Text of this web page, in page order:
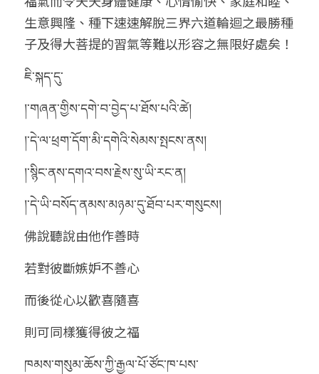
生意興隆、種下速速解脫三界六道輪迴之最勝種
子及得大菩提的習氣等難以形容之無限好處矣！
ཇི་སྐད་དུ་
།་གཞན་གྱིས་དགེ་བ་བྱེད་པ་ཐོས་པའི་ཚེ།
།་དེ་ལ་ཕྲག་དོག་མི་དགེའི་སེམས་སྤངས་ནས།
།་སྙིང་ནས་དགའ་བས་རྗེས་སུ་ཡི་རང་ན།
།་དེ་ཡི་བསོད་ནམས་མཉམ་དུ་ཐོབ་པར་གསུངས།
佛說聽說由他作善時
若對彼斷嫉妒不善心
而後從心以歡喜隨喜
則可同樣獲得彼之福
ཁམས་གསུམ་ཆོས་ཀྱི་རྒྱལ་པོ་ཙོང་ཁ་པས་